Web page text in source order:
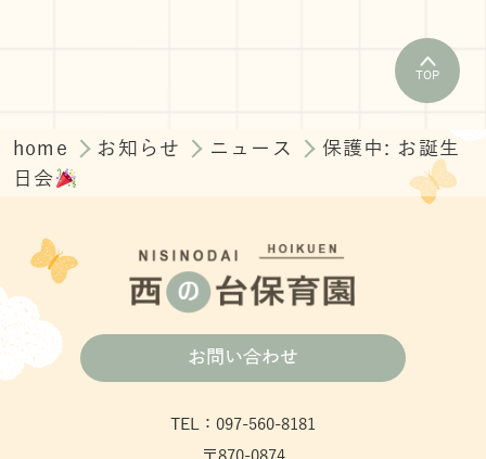
TOP
home お知らせ ニュース
保護中: お誕生
日会
お問い合わせ
TEL：097-560-8181
〒870-0874